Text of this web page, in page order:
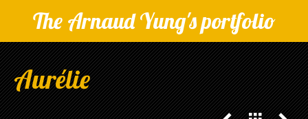
The Arnaud Yung's portfolio
Aurélie